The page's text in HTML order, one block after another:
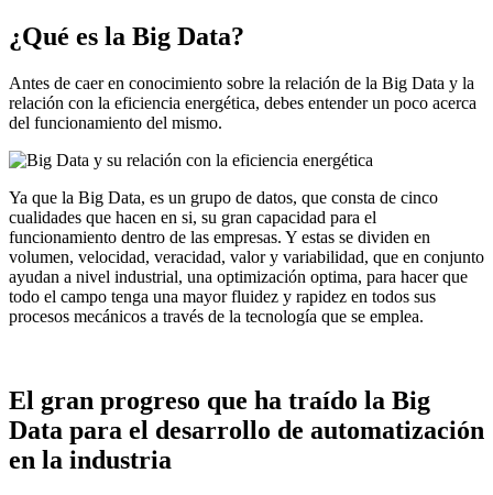
¿Qué es la Big Data?
Antes de caer en conocimiento sobre la relación de la Big Data y la
relación con la eficiencia energética, debes entender un poco acerca
del funcionamiento del mismo.
Ya que la Big Data, es un grupo de datos, que consta de cinco
cualidades que hacen en si, su gran capacidad para el
funcionamiento dentro de las empresas. Y estas se dividen en
volumen, velocidad, veracidad, valor y variabilidad, que en conjunto
ayudan a nivel industrial, una optimización optima, para hacer que
todo el campo tenga una mayor fluidez y rapidez en todos sus
procesos mecánicos a través de la tecnología que se emplea.
El gran progreso que ha traído la Big
Data para el desarrollo de automatización
en la industria